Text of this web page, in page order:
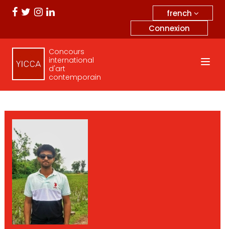
french
Connexion
Concours
international
d'art
contemporain